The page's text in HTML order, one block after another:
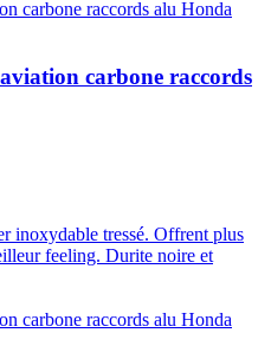
carbone raccords
inoxydable tressé. Offrent plus
feeling. Durite noire et